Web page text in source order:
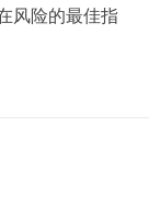
风险的最佳指